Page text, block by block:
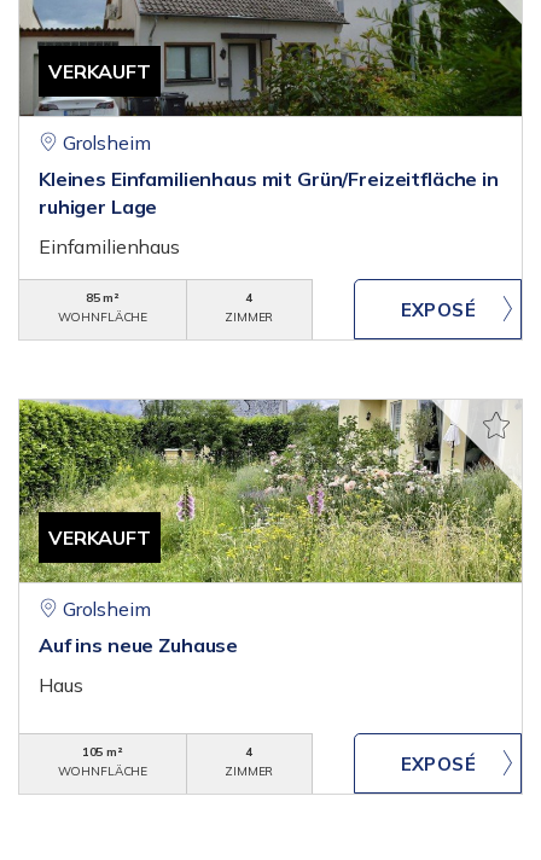
VERKAUFT
Grolsheim
Kleines Einfamilienhaus mit Grün/Freizeitfläche in
ruhiger Lage
Einfamilienhaus
85 m²
WOHNFLÄCHE
4
ZIMMER
VERKAUFT
Grolsheim
Auf ins neue Zuhause
Haus
105 m²
WOHNFLÄCHE
4
ZIMMER